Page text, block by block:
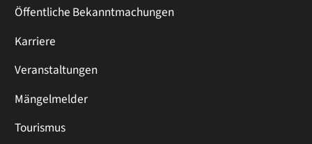
Öffentliche Bekanntmachungen
Karriere
Veranstaltungen
Mängelmelder
Tourismus